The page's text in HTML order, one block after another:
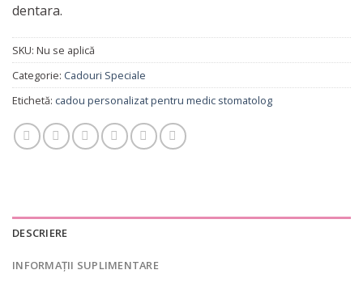
dentara.
SKU: Nu se aplică
Categorie: Cadouri Speciale
Etichetă: cadou personalizat pentru medic stomatolog
DESCRIERE
INFORMAȚII SUPLIMENTARE